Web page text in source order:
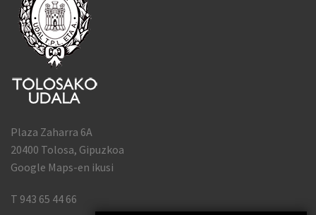
Plaza Zaharra 6A
20400 Tolosa, Gipuzkoa
Google Maps-en ikusi
T 943 65 44 66